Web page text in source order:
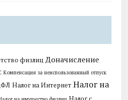
физлиц Доначисление
Компенсация за неиспользованный отпуск
Налог на Интернет Налог на